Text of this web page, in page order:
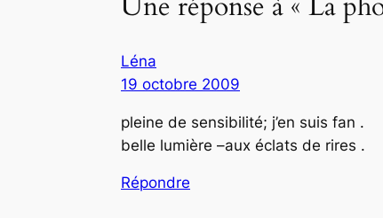
Une réponse à « La
Léna
19 octobre 2009
pleine de sensibilité; j’en suis fan .
belle lumière –aux éclats de rires .
Répondre